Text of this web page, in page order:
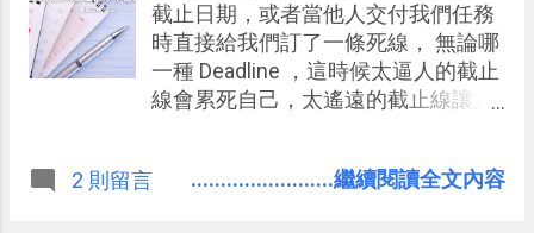
截止日期，或者當他人交付我們任務
時直接給我們訂了一條死線， 無論哪
一種 Deadline ，這時候太逼人的截止
線會累死自己，太遙遠的截止線讓人
2 則留言
........................繼續閱讀全文內容